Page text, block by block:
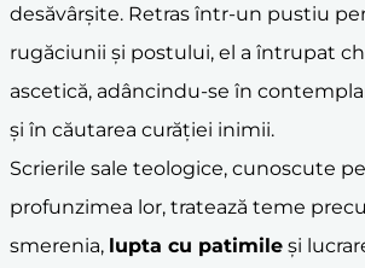
desăvârșite. Retras într-un pustiu
rugăciunii și postului, el a întrupat
ascetică, adâncindu-se în
și în căutarea curăției inimii.
Scrierile sale teologice, cunoscute
profunzimea lor, tratează teme
smerenia, lupta cu patimile și